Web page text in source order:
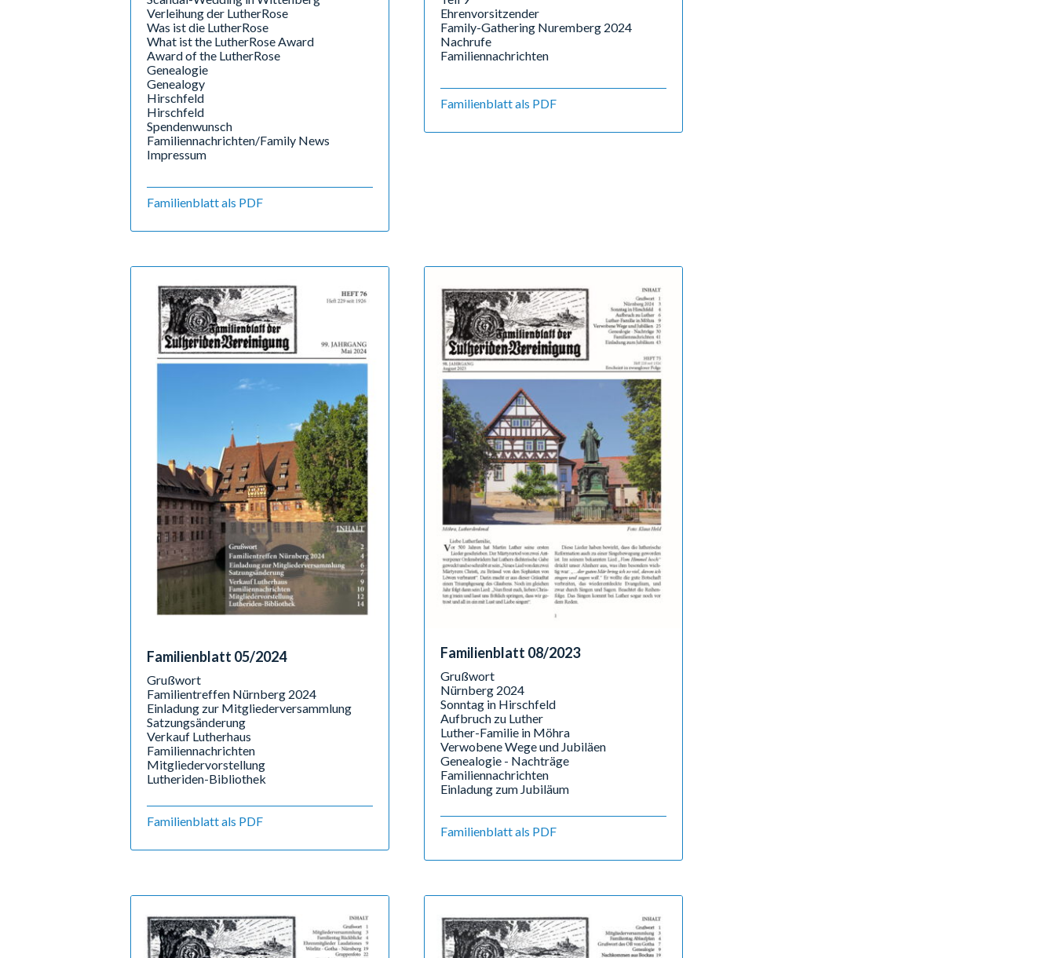
Verleihung der LutherRose
Was ist die LutherRose
What ist the LutherRose Award
Award of the LutherRose
Genealogie
Genealogy
Hirschfeld
Hirschfeld
Spendenwunsch
Familiennachrichten/Family News
Impressum
Familienblatt als PDF
Ehrenvorsitzender
Family-Gathering Nuremberg 2024
Nachrufe
Familiennachrichten
Familienblatt als PDF
Familienblatt 05/2024
Grußwort
Familientreffen Nürnberg 2024
Einladung zur Mitgliederversammlung
Satzungsänderung
Verkauf Lutherhaus
Familiennachrichten
Mitgliedervorstellung
Lutheriden-Bibliothek
Familienblatt als PDF
Familienblatt 08/2023
Grußwort
Nürnberg 2024
Sonntag in Hirschfeld
Aufbruch zu Luther
Luther-Familie in Möhra
Verwobene Wege und Jubiläen
Genealogie - Nachträge
Familiennachrichten
Einladung zum Jubiläum
Familienblatt als PDF